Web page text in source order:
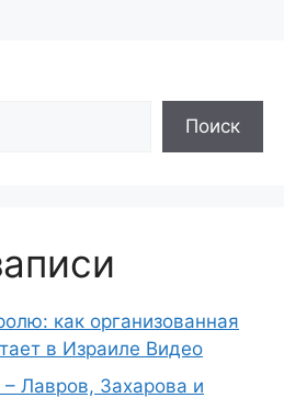
Поиск
как организованная
в Израиле Видео
Лавров, Захарова и